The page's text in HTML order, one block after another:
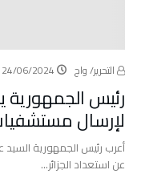
التحرير/ واج
24/06/2024
رئيس الجمهورية
لإرسال
أعرب رئيس الجمهورية السيد
عن استعداد الجزائر…